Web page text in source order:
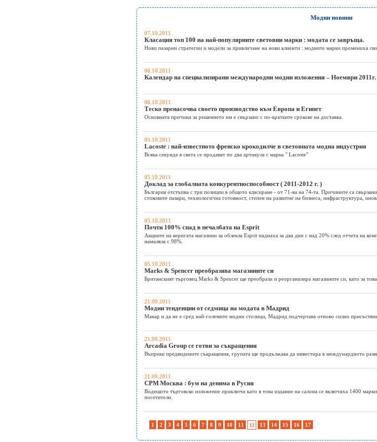
Модни новини
07.10.2011
Класация топ 100 на най-популярните световни марки : модата се завръща.
Нови пазарни стратегии и модели за привличане на нови клиенти : модните марки промениха
06.10.2011
Календар на специализирани международни модни изложения – Ноември 2011г.
06.10.2011
Теско пренасочва своето производство към Европа и Египет
Основната причина за решението им е свързано с по-кратките срокове на доставка.
05.10.2011
Lacoste : най-известното френско крокодилче в световната модна индустрия
Всяка секунда в света се продават по два артикула с марка " Lacoste"
05.10.2011
Доклад за глобалната конкурентноспособност ( 2011-2012 г. )
България отстъпва с три позиции в общото класиране - от 71-ва на 74-та. Причините са
стоковите пазари, технологична готовност, степен на развитие на бизнеса, инфраструктура,
05.10.2011
Почти 100% спад в печалбата на Esprit
Акциите на веригата магазини за облекла Esprit паднаха за два дни с над 20% след отчета на
намаляла с 98%.
05.10.2011
Marks & Spencer преобразява магазините си
Британският търговец Marks & Spencer ще преобрази и реорганизира магазините си, като за
21.09.2011
Модни тенденции от седмица на модата в Мадрид
Макар и да не е сред най-големите модни столици, Мадрид подчертава отново силно присъствие
21.09.2011
Arcadia Group се готви за съкращения
Въпреки предвидените съкращения, групата ще продължава да инвестира в междунардното
21.09.2011
CPM Москва : бум на денима в Русия
Водещото търговско изложение приключи като в това издание на салона се включиха 1400
посетители.
1 2 3 4 5 6 7 8 9 10 11 12 13 14 15 16 17